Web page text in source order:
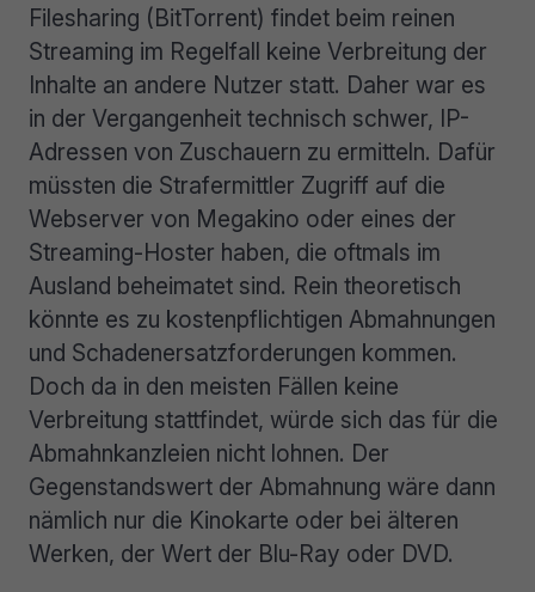
Filesharing (BitTorrent) findet beim reinen
Streaming im Regelfall keine Verbreitung der
Inhalte an andere Nutzer statt. Daher war es
in der Vergangenheit technisch schwer, IP-
Adressen von Zuschauern zu ermitteln. Dafür
müssten die Strafermittler Zugriff auf die
Webserver von Megakino oder eines der
Streaming-Hoster haben, die oftmals im
Ausland beheimatet sind. Rein theoretisch
könnte es zu kostenpflichtigen Abmahnungen
und Schadenersatzforderungen kommen.
Doch da in den meisten Fällen keine
Verbreitung stattfindet, würde sich das für die
Abmahnkanzleien nicht lohnen. Der
Gegenstandswert der Abmahnung wäre dann
nämlich nur die Kinokarte oder bei älteren
Werken, der Wert der Blu-Ray oder DVD.